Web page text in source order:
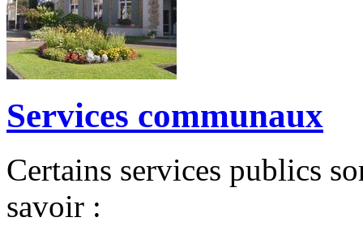
Services communaux
Certains services publics
savoir :